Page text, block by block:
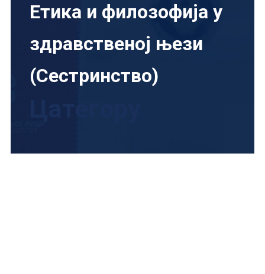
Етика и филозофија у
здравственој њези
(Сестринство)